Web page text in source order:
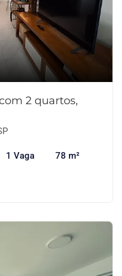
2 quartos,
1 Vaga 78 m²